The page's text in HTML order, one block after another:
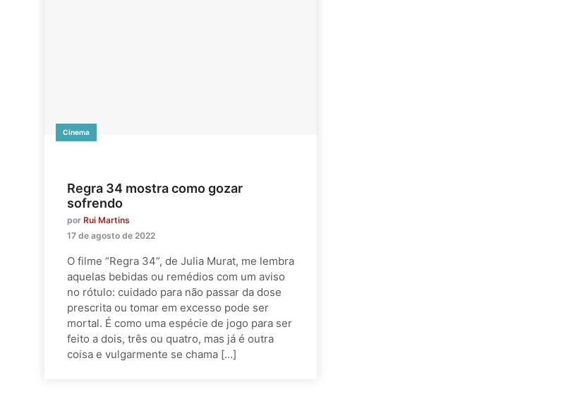
Cinema
Regra 34 mostra como gozar
sofrendo
por Rui Martins
17 de agosto de 2022
O filme “Regra 34”, de Julia Murat, me lembra
aquelas bebidas ou remédios com um aviso
no rótulo: cuidado para não passar da dose
prescrita ou tomar em excesso pode ser
mortal. É como uma espécie de jogo para ser
feito a dois, três ou quatro, mas já é outra
coisa e vulgarmente se chama […]